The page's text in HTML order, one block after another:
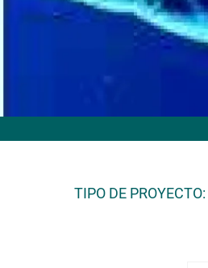
TIPO DE PROYECTO